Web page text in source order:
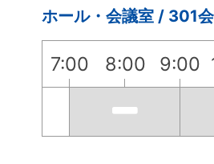
ホール・会議室 / 301
7:00 8:00 9:00